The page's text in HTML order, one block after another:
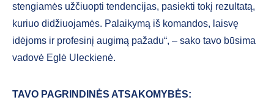
stengiamės užčiuopti tendencijas, pasiekti tokį rezultatą,
kuriuo didžiuojamės. Palaikymą iš komandos, laisvę
idėjoms ir profesinį augimą pažadu“, – sako tavo būsima
vadovė Eglė Uleckienė.
TAVO PAGRINDINĖS ATSAKOMYBĖS: